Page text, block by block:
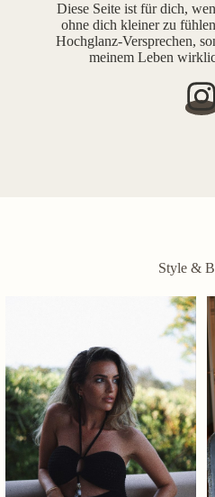
Diese Seite ist für dich,
ohne dich kleiner zu
Hochglanz-Versprechen,
meinem Leben
Style &